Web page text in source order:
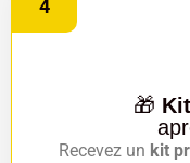
4
🎁
Recevez un kit